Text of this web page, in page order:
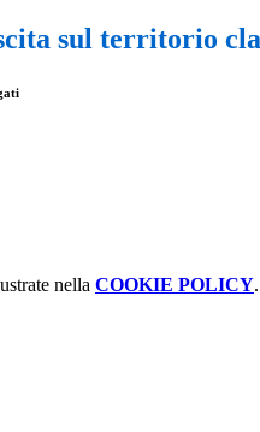
sul territorio
nella COOKIE POLICY.